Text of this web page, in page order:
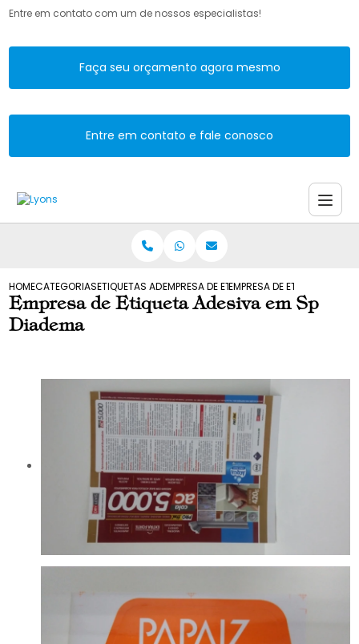
Entre em contato com um de nossos especialistas!
Faça seu orçamento agora mesmo
Entre em contato e fale conosco
HOMECATEGORIASETIQUETAS ADESIVASEMPRESA DE ETIQUETA ADESIVA
EMPRESA DE ETIQUETA
Empresa de Etiqueta Adesiva em Sp
Diadema